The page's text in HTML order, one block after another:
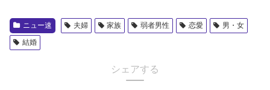
ニュー速 夫婦 家族 弱者男性 恋愛
男・女
結婚
シェアする